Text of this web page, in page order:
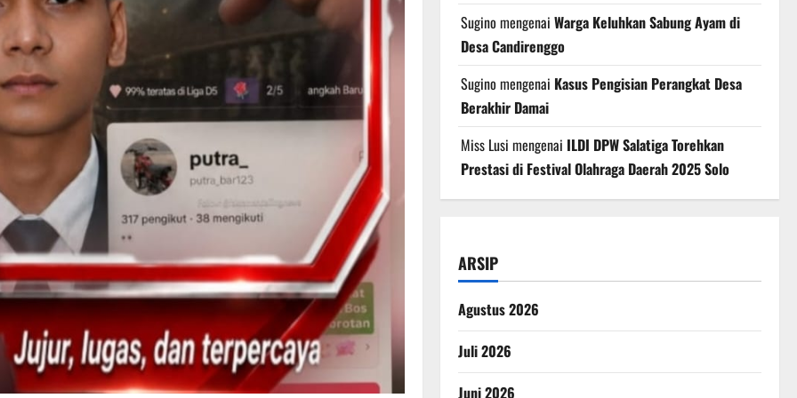
Sugino mengenai Warga Keluhkan Sabung Ayam di
Desa Candirenggo
Sugino mengenai Kasus Pengisian Perangkat Desa
Berakhir Damai
Miss Lusi mengenai ILDI DPW Salatiga Torehkan
Prestasi di Festival Olahraga Daerah 2025 Solo
ARSIP
Agustus 2026
Juli 2026
Juni 2026